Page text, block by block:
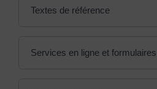
Textes de référence
Services en ligne et formulaires